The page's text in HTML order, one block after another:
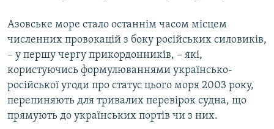
Азовське море стало останнім часом місцем
численних провокацій з боку російських силовиків,
– у першу чергу прикордонників, – які,
користуючись формулюваннями українсько-
російської угоди про статус цього моря 2003 року,
перепиняють для тривалих перевірок судна, що
прямують до українських портів чи з них.